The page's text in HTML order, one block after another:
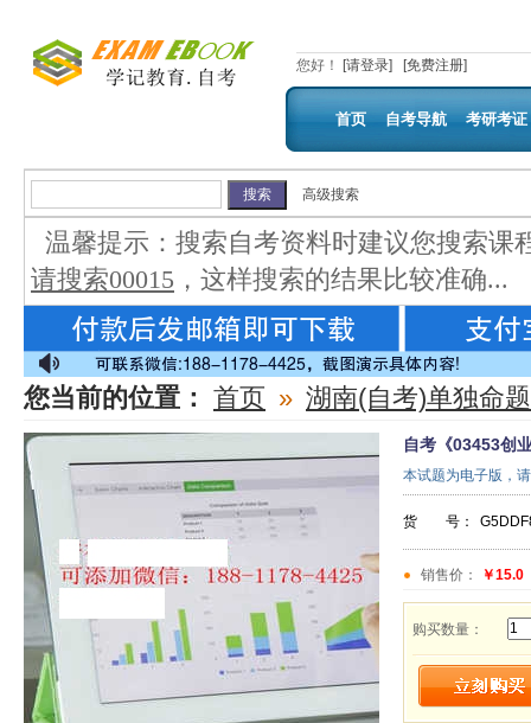
您好 ！ [请登录] [免费注册]
首页 自考导航 考研考证
高级搜索
温馨提示： 搜索自考资料时建议您搜索课
请搜索00015 ，这样搜索的结果比较准确...
您当前的位置： 首页 » 湖南(自考)单独命
自考《03453创
本试题为电子版，
货 号：
销售价： ￥15.0
购买数量：